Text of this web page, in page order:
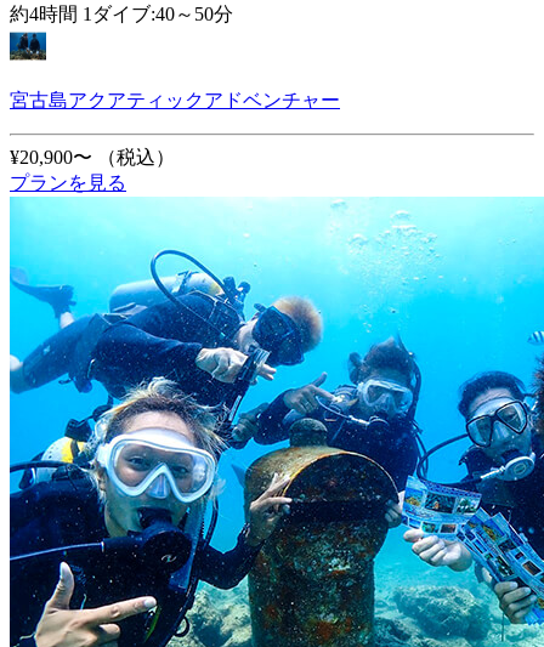
約4時間 1ダイブ:40～50分
宮古島アクアティックアドベンチャー
¥20,900〜
（税込）
プランを見る